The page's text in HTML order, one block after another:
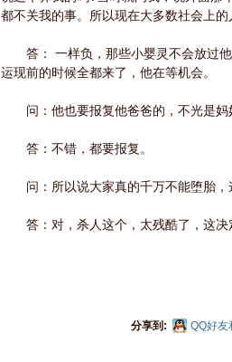
都不关我的事。所以现在大多数社会上
答： 一样负，那些小婴灵不会放过他
运现前的时候全都来了，他在等机会。
问：他也要报复他爸爸的，不光是妈
答：不错，都要报复。
问：所以说大家真的千万不能堕胎，
答：对，杀人这个，太残酷了，这决
分享到: QQ好友